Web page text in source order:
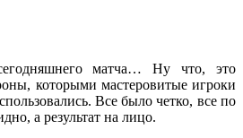
матча… Ну что, это
которыми мастеровитые игроки
Все было четко, все по
а результат на лицо.